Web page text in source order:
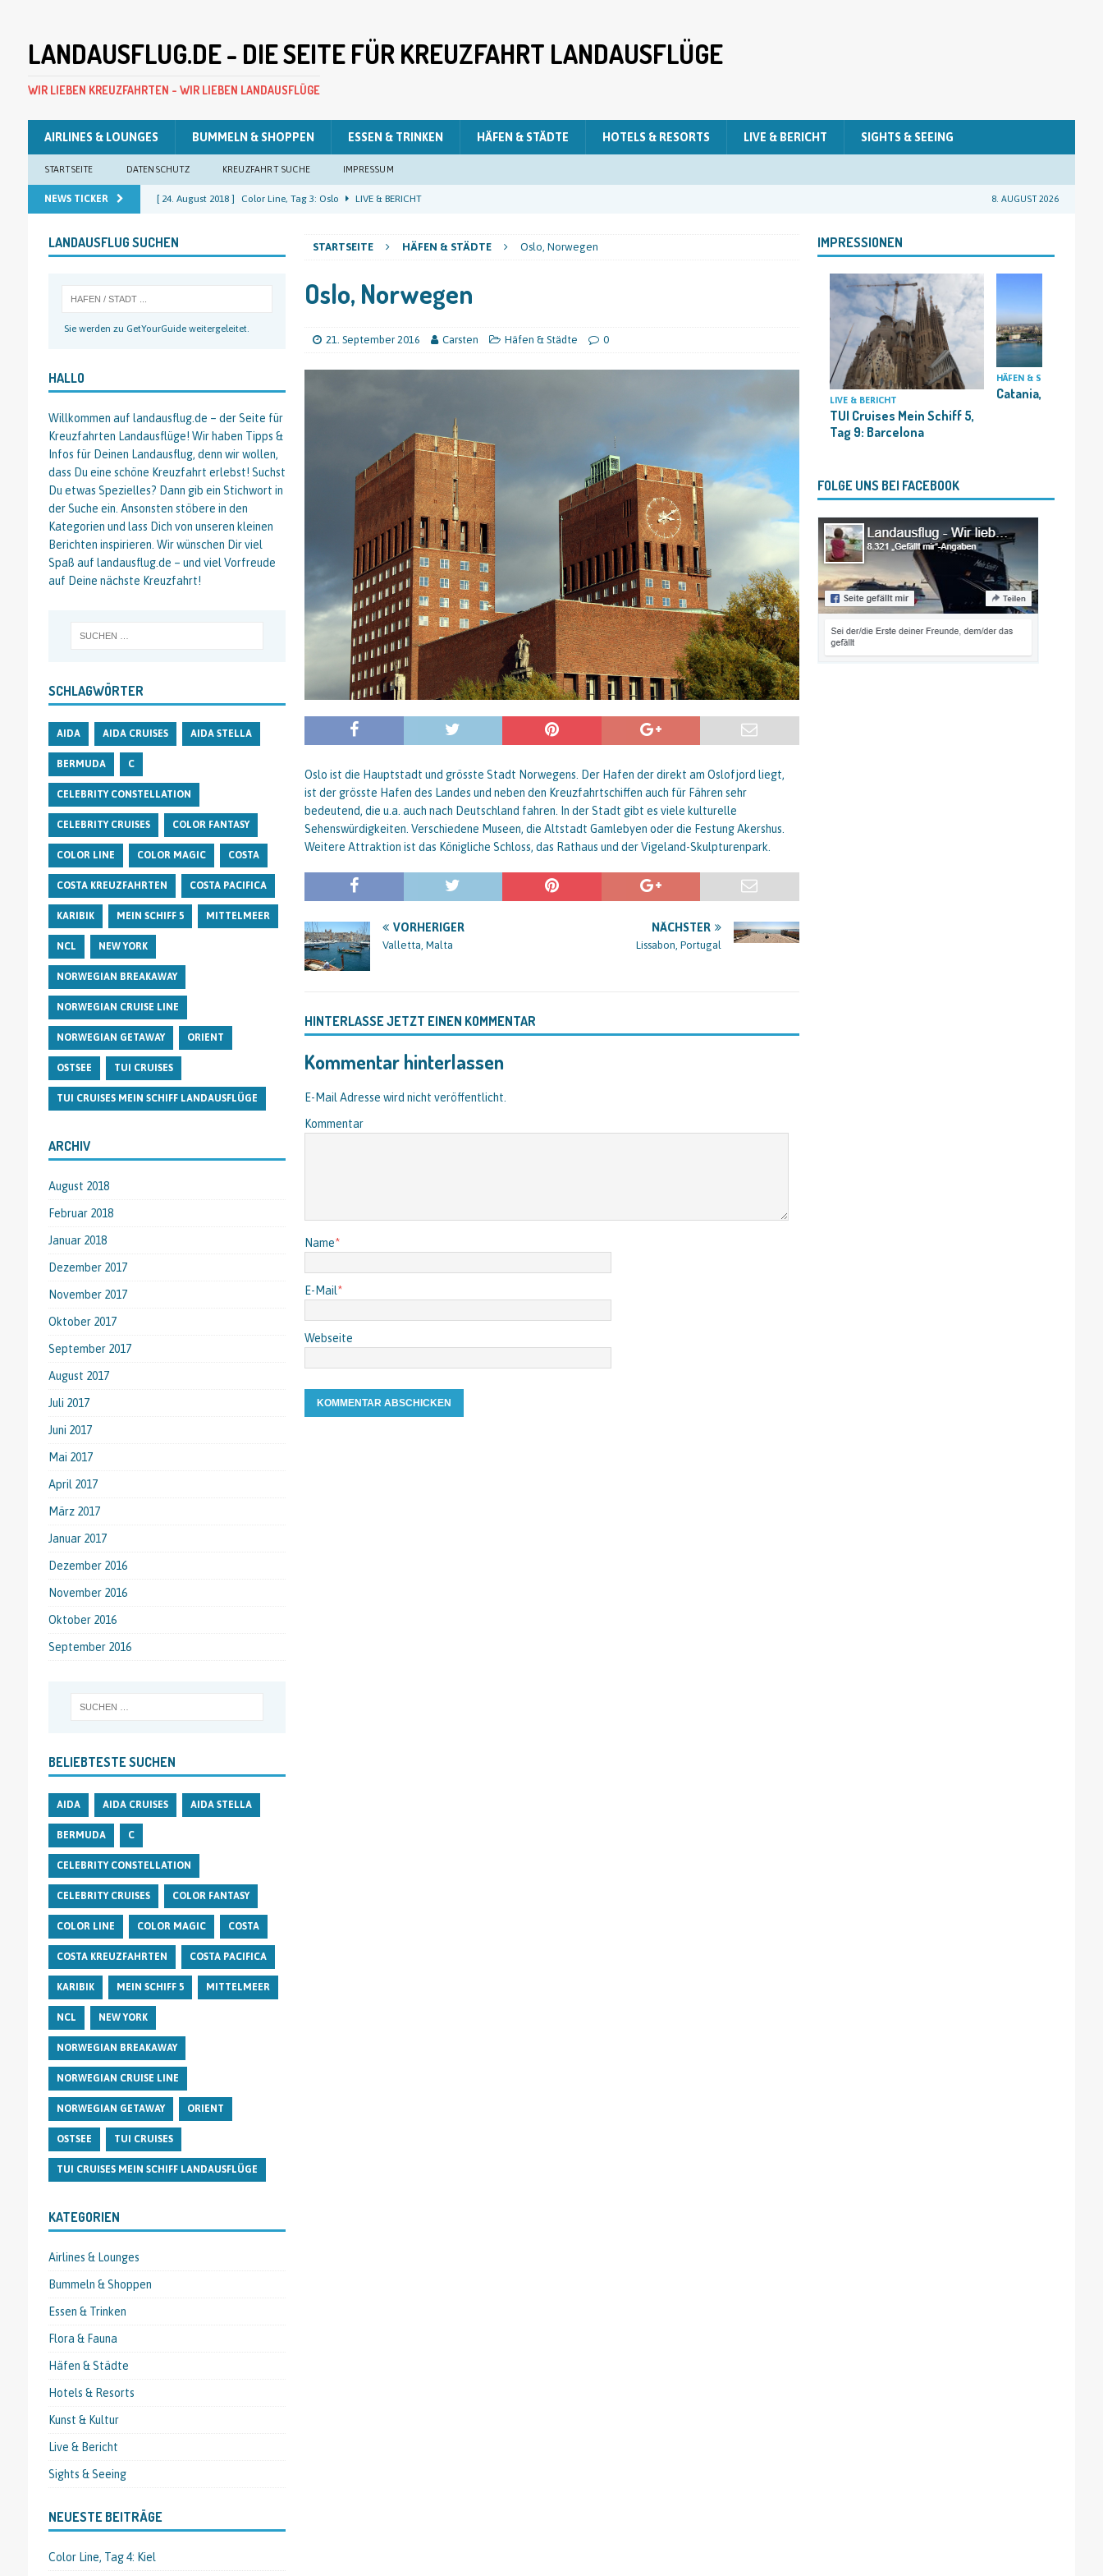
LANDAUSFLUG.DE - DIE SEITE FÜR KREUZFAHRT LANDAUSFLÜGE
WIR LIEBEN KREUZFAHRTEN - WIR LIEBEN LANDAUSFLÜGE
AIRLINES & LOUNGES BUMMELN & SHOPPEN ESSEN & TRINKEN HÄFEN & STÄDTE HOTELS & RESORTS LIVE & BERICHT SIGHTS & SEEING
STARTSEITE DATENSCHUTZ KREUZFAHRT SUCHE IMPRESSUM
NEWS TICKER [ 24. August 2018 ] Color Line, Tag 3: Oslo LIVE & BERICHT
[ 22. August 2018 ] Color Line, Tag 1: Kiel
Costa Pacifica, Tag 12: Kiel LIVE & BERICHT
8. AUGUST 2026
STARTSEITE HÄFEN & STÄDTE Oslo, Norwegen
Oslo, Norwegen
21. September 2016 Carsten Häfen & Städte 0
Oslo ist die Hauptstadt und grösste Stadt Norwegens. Der Hafen der direkt am Oslofjord liegt,
ist der grösste Hafen des Landes und neben den Kreuzfahrtschiffen auch für Fähren sehr
bedeutend, die u.a. auch nach Deutschland fahren. In der Stadt gibt es viele kulturelle
Sehenswürdigkeiten. Verschiedene Museen, die Altstadt Gamlebyen oder die Festung Akershus.
Weitere Attraktion ist das Königliche Schloss, das Rathaus und der Vigeland-Skulpturenpark.
VORHERIGER
Valletta, Malta
NÄCHSTER
Lissabon, Portugal
HINTERLASSE JETZT EINEN KOMMENTAR
Kommentar hinterlassen
E-Mail Adresse wird nicht veröffentlicht.
Kommentar
Name*
E-Mail*
Webseite
LANDAUSFLUG SUCHEN
Sie werden zu GetYourGuide weitergeleitet.
HALLO
Willkommen auf landausflug.de – der Seite für
Kreuzfahrten Landausflüge! Wir haben Tipps &
Infos für Deinen Landausflug, denn wir wollen,
dass Du eine schöne Kreuzfahrt erlebst! Suchst
Du etwas Spezielles? Dann gib ein Stichwort in
der Suche ein. Ansonsten stöbere in den
Kategorien und lass Dich von unseren kleinen
Berichten inspirieren. Wir wünschen Dir viel
Spaß auf landausflug.de – und viel Vorfreude
auf Deine nächste Kreuzfahrt!
SCHLAGWÖRTER
AIDA AIDA CRUISES AIDA STELLA
BERMUDA C
CELEBRITY CONSTELLATION
CELEBRITY CRUISES COLOR FANTASY
COLOR LINE COLOR MAGIC COSTA
COSTA KREUZFAHRTEN COSTA PACIFICA
KARIBIK MEIN SCHIFF 5 MITTELMEER
NCL NEW YORK
NORWEGIAN BREAKAWAY
NORWEGIAN CRUISE LINE
NORWEGIAN GETAWAY ORIENT
OSTSEE TUI CRUISES
TUI CRUISES MEIN SCHIFF LANDAUSFLÜGE
ARCHIV
August 2018
Februar 2018
Januar 2018
Dezember 2017
November 2017
Oktober 2017
September 2017
August 2017
Juli 2017
Juni 2017
Mai 2017
April 2017
März 2017
Januar 2017
Dezember 2016
November 2016
Oktober 2016
September 2016
BELIEBTESTE SUCHEN
AIDA AIDA CRUISES AIDA STELLA
BERMUDA C
CELEBRITY CONSTELLATION
CELEBRITY CRUISES COLOR FANTASY
COLOR LINE COLOR MAGIC COSTA
COSTA KREUZFAHRTEN COSTA PACIFICA
KARIBIK MEIN SCHIFF 5 MITTELMEER
NCL NEW YORK
NORWEGIAN BREAKAWAY
NORWEGIAN CRUISE LINE
NORWEGIAN GETAWAY ORIENT
OSTSEE TUI CRUISES
TUI CRUISES MEIN SCHIFF LANDAUSFLÜGE
KATEGORIEN
Airlines & Lounges
Bummeln & Shoppen
Essen & Trinken
Flora & Fauna
Häfen & Städte
Hotels & Resorts
Kunst & Kultur
Live & Bericht
Sights & Seeing
NEUESTE BEITRÄGE
Color Line, Tag 4: Kiel
IMPRESSIONEN
LIVE & BERICHT
TUI Cruises Mein Schiff 5,
Tag 9: Barcelona
HÄFEN & STÄDTE
Catania, Sizilien,
FOLGE UNS BEI FACEBOOK